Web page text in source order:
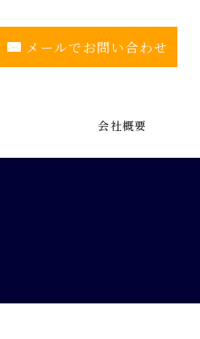
会社概要
メールでお問い合わせ